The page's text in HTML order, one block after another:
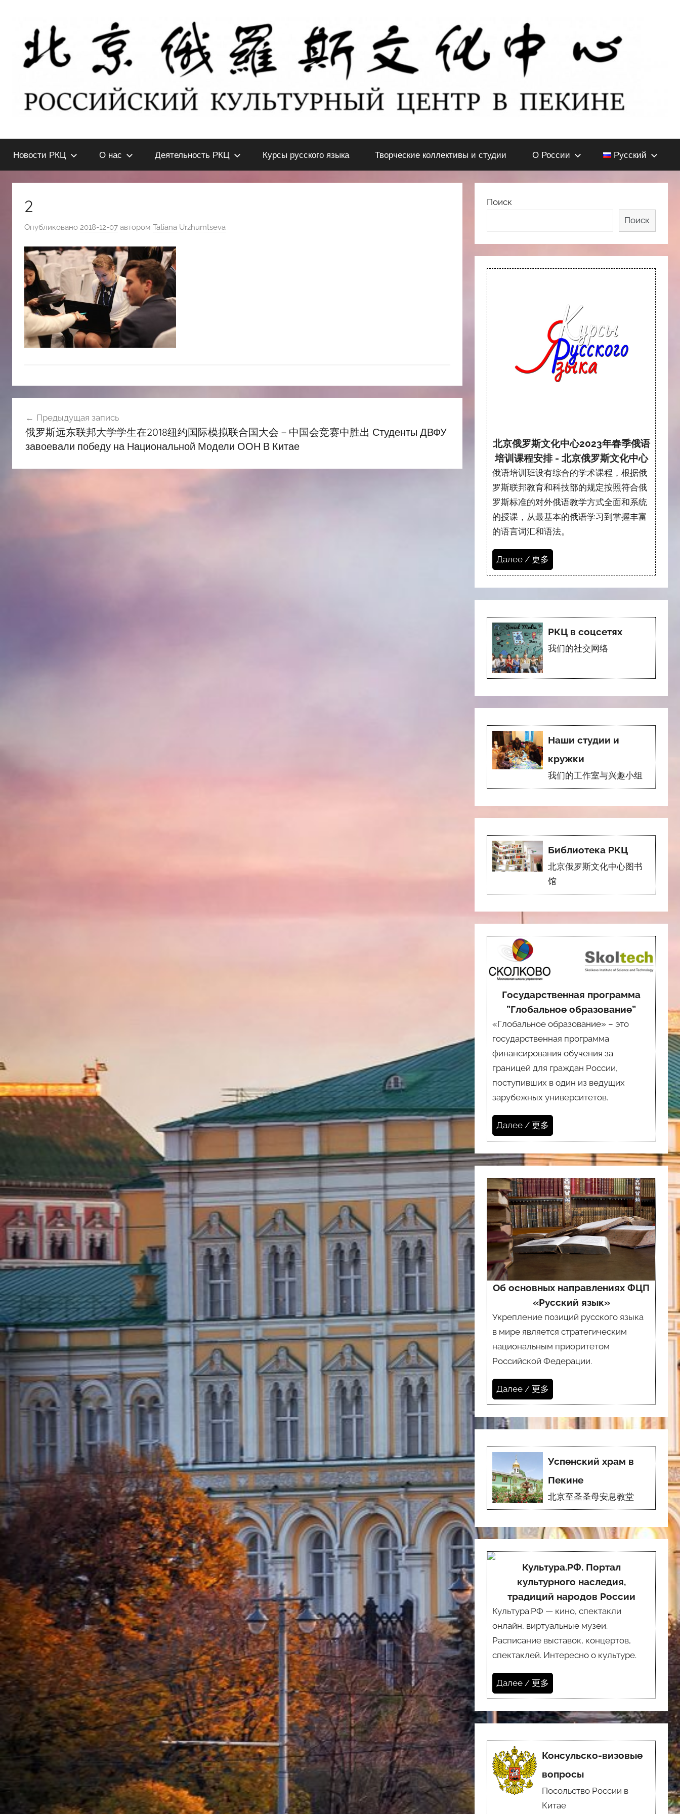
содержимому
北
京
罗
斯
文
化
中
КУЛЬТУРНЫЙ
ЦЕНТР
ПЕКИНЕ
Новости РКЦ О нас Деятельность РКЦ Курсы русского языка Творческие коллективы и студии О России Русский
2
Опубликовано 2018-12-07 автором Tatiana Urzhumtseva
по
записям
Предыдущая запись
俄罗斯远东联邦大学学生在2018纽约国际模拟联合国大会－中国会竞赛中胜出 Студенты ДВФУ
завоевали победу на Национальной Модели ООН В Китае
Поиск
Поиск
北京俄罗斯文化中心2023年春季俄语
培训课程安排 - 北京俄罗斯文化中心
俄语培训班设有综合的学术课程，根据俄
罗斯联邦教育和科技部的规定按照符合俄
罗斯标准的对外俄语教学方式全面和系统
的授课，从最基本的俄语学习到掌握丰富
的语言词汇和语法。
Далее / 更多
РКЦ в соцсетях
我们的社交网络
Наши студии и
кружки
我们的工作室与兴趣小组
Библиотека РКЦ
北京俄罗斯文化中心图书
馆
Государственная программа
”Глобальное образование”
«Глобальное образование» – это
государственная программа
финансирования обучения за
границей для граждан России,
поступивших в один из ведущих
зарубежных университетов.
Далее / 更多
Об основных направлениях ФЦП
«Русский язык»
Укрепление позиций русского языка
в мире является стратегическим
национальным приоритетом
Российской Федерации.
Далее / 更多
Успенский храм в
Пекине
北京至圣圣母安息教堂
Культура.РФ. Портал
культурного наследия,
традиций народов России
Культура.РФ — кино, спектакли
онлайн, виртуальные музеи.
Расписание выставок, концертов,
спектаклей. Интересно о культуре.
Далее / 更多
Консульско-визовые
вопросы
Посольство России в
Китае